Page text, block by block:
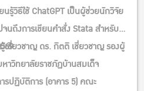
รู้วิธีใช้ ChatGPT เป็นผู้ช่วยนักวิจัย
นถึงการเขียนคำสั่ง Stata สำหรับ
เชี่ยวชาญ ดร. กิตติ เชี่ยวชาญ รองผู้
าวิทยาลัยราชภัฏบ้านสมเด็จ
รปฏิบัติการ (อาคาร 5) คณะ